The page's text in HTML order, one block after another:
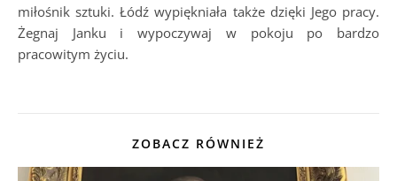
miłośnik sztuki. Łódź wypiękniała także dzięki Jego pracy.
Żegnaj Janku i wypoczywaj w pokoju po bardzo
pracowitym życiu.
ZOBACZ RÓWNIEŻ